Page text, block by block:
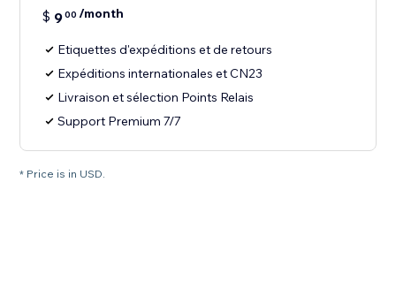
$ 900 /month
Etiquettes d'expéditions et de retours
Expéditions internationales et CN23
Livraison et sélection Points Relais
Support Premium 7/7
* Price is in USD.